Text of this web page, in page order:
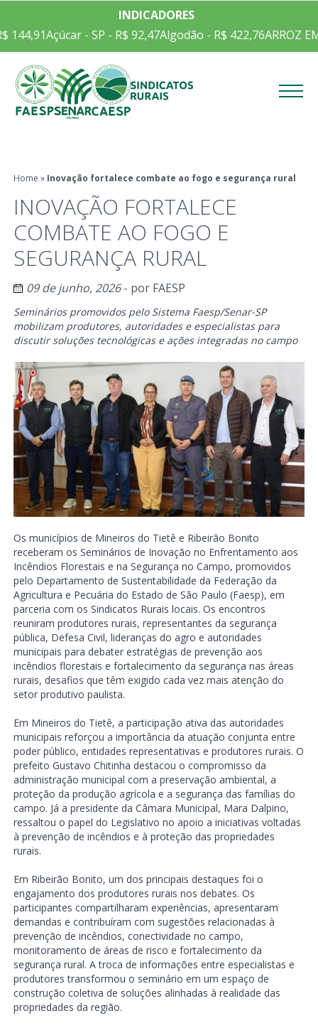
INDICADORES
Açúcar - SP - R$ 92,47 Algodão - R$ 422,76ARROZ EM
Home » Inovação fortalece combate ao fogo e segurança rural
INOVAÇÃO FORTALECE
COMBATE AO FOGO E
SEGURANÇA RURAL
09 de junho, 2026- por FAESP
Seminários promovidos pelo Sistema Faesp/Senar-SP
mobilizam produtores, autoridades e especialistas para
discutir soluções tecnológicas e ações integradas no campo
Os municípios de Mineiros do Tietê e Ribeirão Bonito
receberam os Seminários de Inovação no Enfrentamento aos
Incêndios Florestais e na Segurança no Campo, promovidos
pelo Departamento de Sustentabilidade da Federação da
Agricultura e Pecuária do Estado de São Paulo (Faesp), em
parceria com os Sindicatos Rurais locais. Os encontros
reuniram produtores rurais, representantes da segurança
pública, Defesa Civil, lideranças do agro e autoridades
municipais para debater estratégias de prevenção aos
incêndios florestais e fortalecimento da segurança nas áreas
rurais, desafios que têm exigido cada vez mais atenção do
setor produtivo paulista.
Em Mineiros do Tietê, a participação ativa das autoridades
municipais reforçou a importância da atuação conjunta entre
poder público, entidades representativas e produtores rurais. O
prefeito Gustavo Chitinha destacou o compromisso da
administração municipal com a preservação ambiental, a
proteção da produção agrícola e a segurança das famílias do
campo. Já a presidente da Câmara Municipal, Mara Dalpino,
ressaltou o papel do Legislativo no apoio a iniciativas voltadas
à prevenção de incêndios e à proteção das propriedades
rurais.
Em Ribeirão Bonito, um dos principais destaques foi o
engajamento dos produtores rurais nos debates. Os
participantes compartilharam experiências, apresentaram
demandas e contribuíram com sugestões relacionadas à
prevenção de incêndios, conectividade no campo,
monitoramento de áreas de risco e fortalecimento da
segurança rural. A troca de informações entre especialistas e
produtores transformou o seminário em um espaço de
construção coletiva de soluções alinhadas à realidade das
propriedades da região.